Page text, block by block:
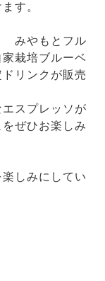
す。
みやもとフル
栽培ブルーベ
リンクが販売
スプレッソが
ぜひお楽しみ
しみにしてい